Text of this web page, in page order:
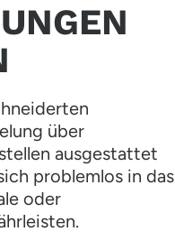
über
ausgestattet
problemlos in das
oder